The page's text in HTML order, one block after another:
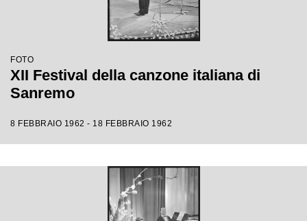
FOTO
XII Festival della canzone italiana di
Sanremo
8 FEBBRAIO 1962 - 18 FEBBRAIO 1962